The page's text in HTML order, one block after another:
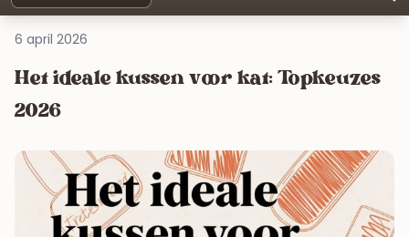
6 april 2026
Het ideale kussen voor kat: Topkeuzes
2026